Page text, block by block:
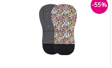
růžová 70x100
491 Kč
NATTOU Deka
cm
669 Kč
-55%